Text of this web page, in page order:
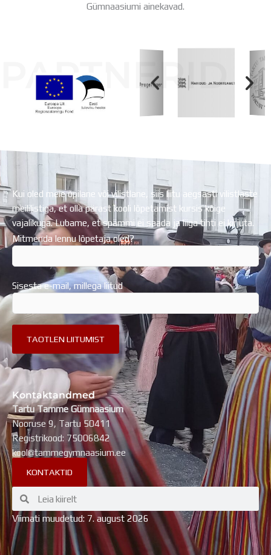
Gümnaasiumi ainekavad.
PARTNERID
Kui oled meie õpilane või vilistlane, siis liitu aegsasti vilistlaste
meililistiga, et olla pärast kooli lõpetamist kursis kõige
vajalikuga. Lubame, et spämmi ei saada ja liiga tihti ei kirjuta.
Mitmenda lennu lõpetaja oled?
Sisesta e-mail, millega liitud
Kontaktandmed
Tartu Tamme Gümnaasium
Nooruse 9, Tartu 50411
Registrikood: 75006842
kool@tammegymnaasium.ee
KONTAKTID
Search
Viimati muudetud: 7. august 2026